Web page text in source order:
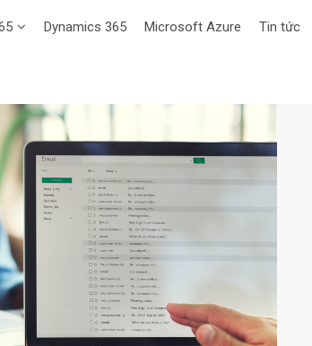
Dynamics 365 Microsoft Azure Tin tức